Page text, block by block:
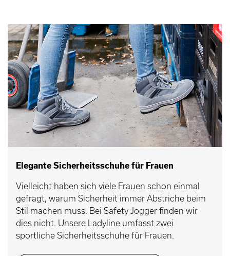
Elegante Sicherheitsschuhe für Frauen
Vielleicht haben sich viele Frauen schon einmal
gefragt, warum Sicherheit immer Abstriche beim
Stil machen muss. Bei Safety Jogger finden wir
dies nicht. Unsere Ladyline umfasst zwei
sportliche Sicherheitsschuhe für Frauen.